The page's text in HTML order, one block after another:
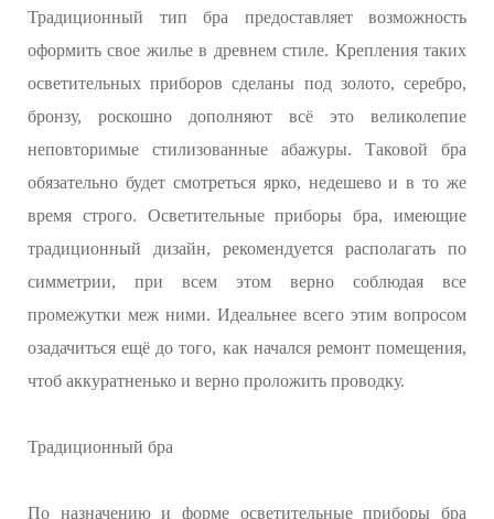
Традиционный тип бра предоставляет возможность
оформить свое жилье в древнем стиле. Крепления таких
осветительных приборов сделаны под золото, серебро,
бронзу, роскошно дополняют всё это великолепие
неповторимые стилизованные абажуры. Таковой бра
обязательно будет смотреться ярко, недешево и в то же
время строго. Осветительные приборы бра, имеющие
традиционный дизайн, рекомендуется располагать по
симметрии, при всем этом верно соблюдая все
промежутки меж ними. Идеальнее всего этим вопросом
озадачиться ещё до того, как начался ремонт помещения,
чтоб аккуратненько и верно проложить проводку.
Традиционный бра
По назначению и форме осветительные приборы бра